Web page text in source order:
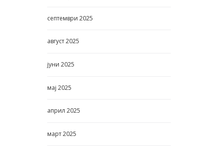
септември 2025
август2025
јуни 2025
мај 2025
април 2025
март2025